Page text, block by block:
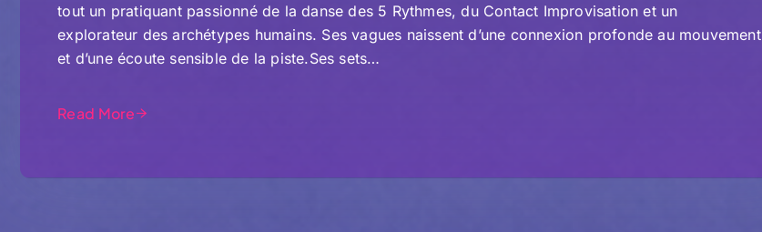
tout un pratiquant passionné de la danse des 5 Rythmes, du Contact Improvisation et un
explorateur des archétypes humains. Ses vagues naissent d’une connexion profonde au mouvement
et d’une écoute sensible de la piste.Ses sets…
Read More